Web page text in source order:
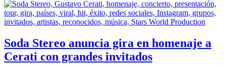
Soda Stereo anuncia gira en homenaje a
Cerati con grandes invitados